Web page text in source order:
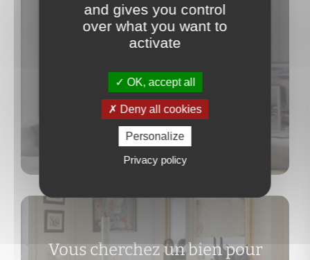
Vous souhaitez faire estimer
votre bien ?
Vous cherchez un bien pour
and gives you control
over what you want to
activate
OK, accept all
Deny all cookies
Personalize
Privacy policy